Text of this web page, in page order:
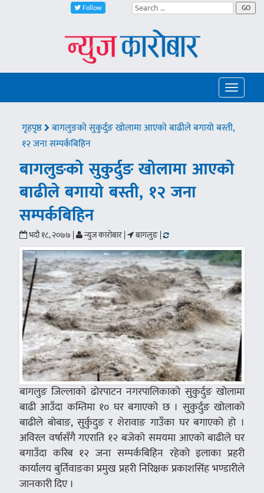
Follow GO
Toggle
गृहपृष्ठ
बागलुङको सुकुर्दुङ खोलामा आएको बाढीले बगायो बस्ती,
१२ जना सम्पर्कबिहिन
बागलुङको सुकुर्दुङ खोलामा आएको
बाढीले बगायो बस्ती, १२ जना
सम्पर्कबिहिन
भदौ १८, २०७७ | न्युज कारोबार | बागलुङ |
बागलुङ जिल्लाको ढोरपाटन नगरपालिकाको सुकुर्दुङ खोलामा
बाढी आउँदा कम्तिमा १० घर बगाएको छ । सुकुर्दुङ खोलाको
बाढीले बोबाङ, सुर्कुदुङ र शेरावाङ गाउँका घर बगाएको हो ।
अविरल वर्षासँगै गएराति १२ बजेको समयमा आएको बाढीले घर
बगाउँदा करिब १२ जना सम्पर्कबिहिन रहेको इलाका प्रहरी
कार्यालय बुर्तिवाङका प्रमुख प्रहरी निरिक्षक प्रकाशसिंह भण्डारीले
जानकारी दिए ।